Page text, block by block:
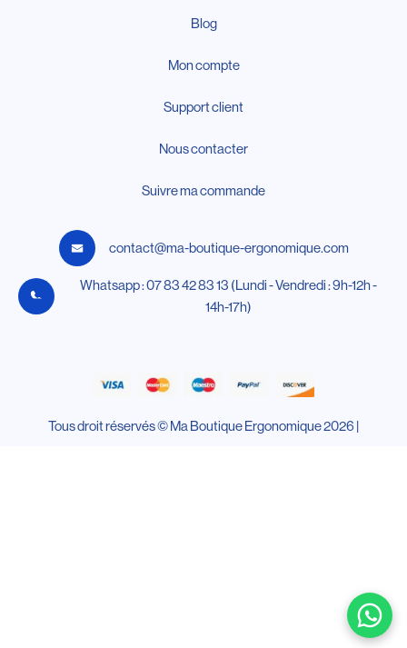
Blog
Mon compte
Support client
Nous contacter
Suivre ma commande
contact@ma-boutique-ergonomique.com
Whatsapp : 07 83 42 83 13 (Lundi - Vendredi : 9h-12h -
14h-17h)
Tous droit réservés © Ma Boutique Ergonomique 2026 |